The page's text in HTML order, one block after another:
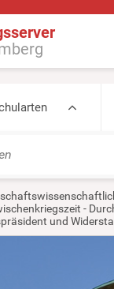
-
und